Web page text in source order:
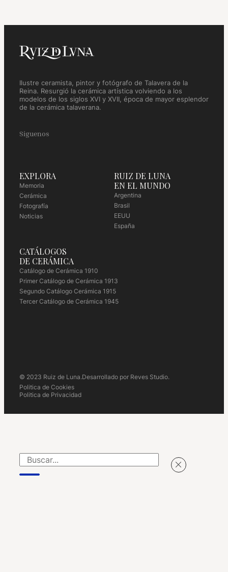
Ilustre ceramista, pintor y fotógrafo de Talavera de la
Reina. Resurgió la cerámica artística volviendo a los
modelos de los siglos XVI y XVII, época de mayor esplendor
de la cerámica talaverana.
Siguenos
EXPLORA
Memoria
Cerámica
Fotografía
Noticias
RUIZ DE LUNA
EN EL MUNDO
Argentina
Brasil
EEUU
España
CATÁLOGOS
DE CERÁMICA
Catálogo de Cerámica 1910
Primer Catálogo de Cerámica 1913
Segundo Catálogo Cerámica 1915
Tercer Catálogo de Cerámica 1945
© 2023 Ruiz de Luna.Desarrollado por Reves Studio.
Politica de Cookies
Politica de Privacidad